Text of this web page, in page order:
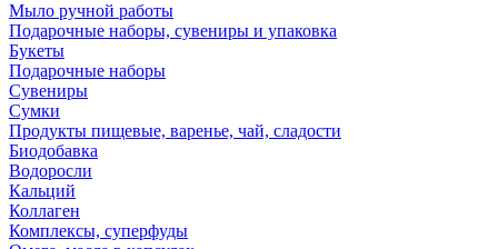
Мыло ручной работы
Подарочные наборы, сувениры и упаковка
Букеты
Подарочные наборы
Сувениры
Сумки
Продукты пищевые, варенье, чай, сладости
Биодобавка
Водоросли
Кальций
Коллаген
Комплексы, суперфуды